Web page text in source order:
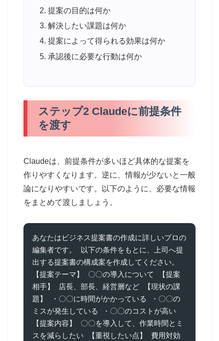
提案の目的は何か
解決したい課題は何か
提案によって得られる効果は何か
承認後に必要な行動は何か
ステップ2 Claudeに前提条件
を渡す
Claudeは、前提条件が多いほど具体的な提案を
作りやすくなります。逆に、情報が少ないと一般
論になりやすいです。以下のように、必要な情報
をまとめて渡しましょう。
あなたはビジネス提案書の作成に詳しいプロの
編集者です。 以下の条件をもとに、上司へ提
出する提案書の構成案を作成してください。
【提案テーマ】 〇〇の導入について 【提案
相手】 店長、部長、経営層など 【現状の課
題】 ・〇〇に時間がかかっている ・〇〇の
ミスが発生している ・〇〇のコストが高い
【提案内容】 〇〇を導入して、作業時間とミ
スを減らしたい 【重視したい点】 費用対効